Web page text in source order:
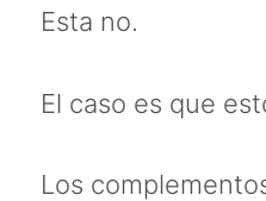
Esta no.
El caso es que
Los